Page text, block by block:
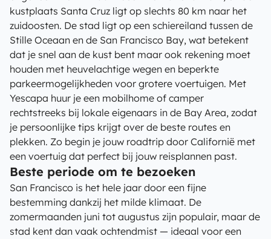
kustplaats Santa Cruz ligt op slechts 80 km naar het
zuidoosten. De stad ligt op een schiereiland tussen de
Stille Oceaan en de San Francisco Bay, wat betekent
dat je snel aan de kust bent maar ook rekening moet
houden met heuvelachtige wegen en beperkte
parkeermogelijkheden voor grotere voertuigen. Met
Yescapa huur je een mobilhome of camper
rechtstreeks bij lokale eigenaars in de Bay Area, zodat
je persoonlijke tips krijgt over de beste routes en
plekken. Zo begin je jouw roadtrip door Californië met
een voertuig dat perfect bij jouw reisplannen past.
Beste periode om te bezoeken
San Francisco is het hele jaar door een fijne
bestemming dankzij het milde klimaat. De
zomermaanden juni tot augustus zijn populair, maar de
stad kent dan vaak ochtendmist — ideaal voor een